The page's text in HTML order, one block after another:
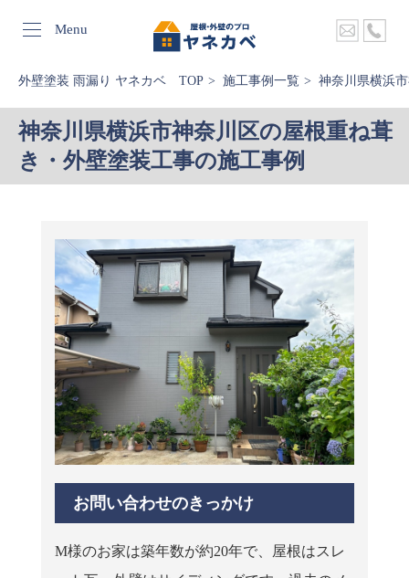
Menu
外壁塗装 雨漏り ヤネカベ TOP 施工事例一覧 神奈川県横浜
神奈川県横浜市神奈川区の屋根重ね葺
き・外壁塗装工事の施工事例
お問い合わせのきっかけ
M様のお家は築年数が約20年で、屋根はスレ